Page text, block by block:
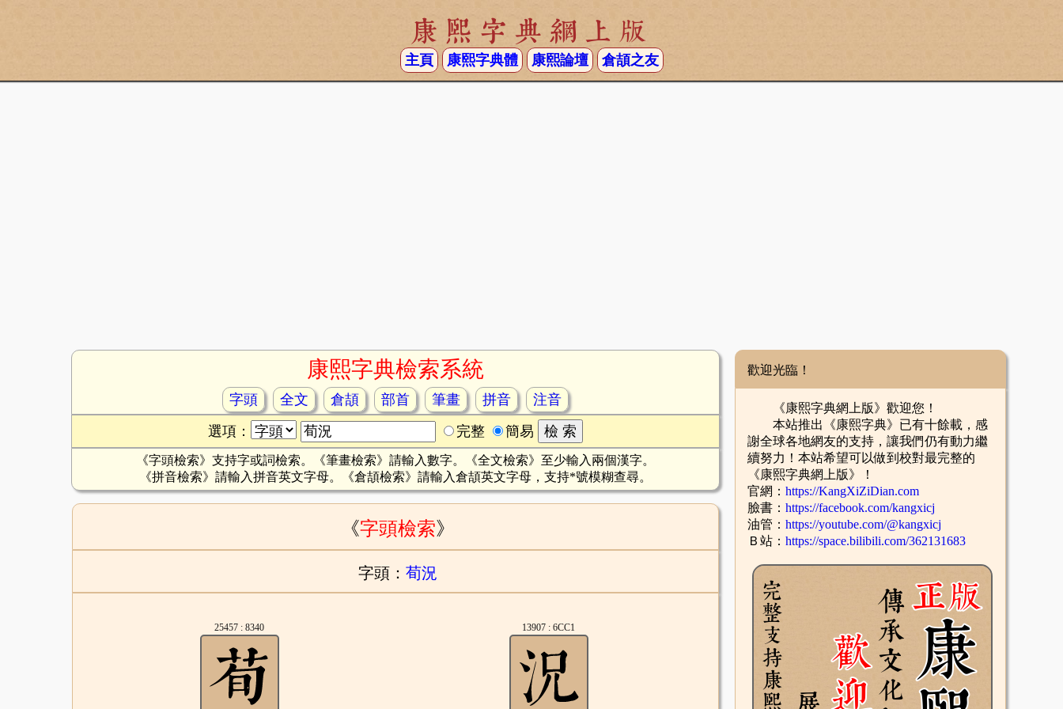
康熙字典網上版
主頁 康熙字典體 康熙論壇 倉頡之友
康熙字典檢索系統
字頭 全文 倉頡 部首 筆畫 拼音
注音
選項：
完整 簡易
《字頭檢索》支持字或詞檢索。《筆畫檢索》請輸入數字。《全文檢索》至少輸入兩個漢字。
《拼音檢索》請輸入拼音英文字母。《倉頡檢索》請輸入倉頡英文字母，支持*號模糊查尋。
《字頭檢索》
字頭： 荀況
25457 : 8340 13907 : 6CC1
歡迎光臨！
《康熙字典網上版》歡迎您！
本站推出《康熙字典》已有十餘載，感
謝全球各地網友的支持，讓我們仍有動力繼
續努力！本站希望可以做到校對最完整的
《康熙字典網上版》！
官網： https://KangXiZiDian.com
臉書： https://facebook.com/kangxicj
油管： https://youtube.com/@kangxicj
Ｂ站： https://space.bilibili.com/362131683